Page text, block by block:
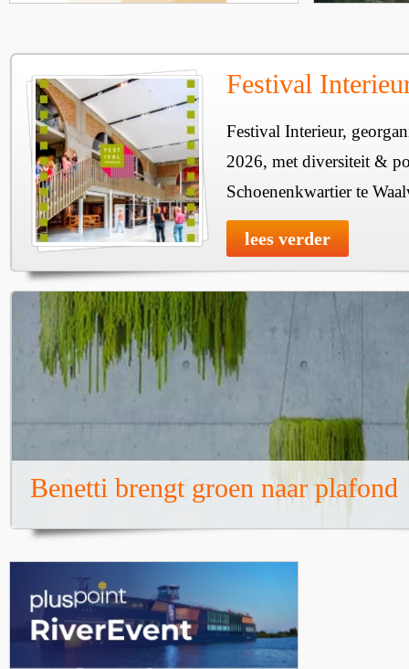
Festival
Festival Interieur,
2026, met diversiteit &
Schoenenkwartier te
lees verder
Benetti brengt groen naar plafond